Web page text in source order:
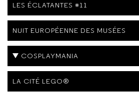
LES ÉCLATANTES #11
NUIT EUROPÉENNE DES MUSÉES
COSPLAYMANIA
LA CITÉ LEGO®